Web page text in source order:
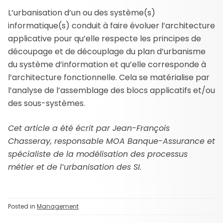
L’urbanisation d’un ou des système(s)
informatique(s) conduit à faire évoluer l’architecture
applicative pour qu’elle respecte les principes de
découpage et de découplage du plan d’urbanisme
du système d’information et qu’elle corresponde à
l’architecture fonctionnelle. Cela se matérialise par
l’analyse de l’assemblage des blocs applicatifs et/ou
des sous-systèmes.
Cet article a été écrit par Jean-François
Chasseray, responsable MOA Banque-Assurance et
spécialiste de la modélisation des processus
métier et de l’urbanisation des SI.
Posted in Management